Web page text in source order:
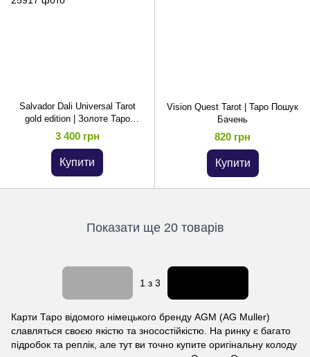
Salvador Dali Universal Tarot
gold edition | Золоте Таро
Сальвадора Далі
3 400 грн
Купити
Vision Quest Tarot | Таро Пошук
Бачень
820 грн
Купити
Показати ще 20 товарів
1з 3
Карти Таро відомого німецького бренду AGM (AG Muller)
славляться своєю якістю та зносостійкістю. На ринку є багато
підробок та реплік, але тут ви точно купите оригінальну колоду